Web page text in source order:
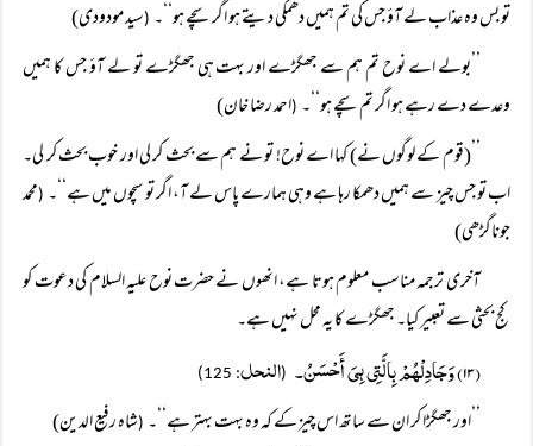
تو بس وہ عذاب لے آؤ جس کی تم ہمیں دھمکی دیتے ہو اگر سچے ہو‘‘۔ (سید مودودی)
’’بولے اے نوح تم ہم سے جھگڑے اور بہت ہی جھگڑے تو لے آؤ جس کا ہمیں
وعدے دے رہے ہو اگر تم سچے ہو‘‘۔ (احمد رضا خان)
’’(قوم کے لوگوں نے) کہا اے نوح! تو نے ہم سے بحث کر لی اور خوب بحث کر لی۔
اب تو جس چیز سے ہمیں دھمکا رہا ہے وہی ہمارے پاس لے آ، اگر تو سچوں میں ہے‘‘۔ (محمد
جوناگڑھی)
آخری ترجمہ مناسب معلوم ہوتا ہے، انھوں نے حضرت نوح علیہ السلام کی دعوت کو
کج بحثی سے تعبیر کیا۔ جھگڑے کا یہ محل نہیں ہے۔
(۱۳) وَجَادِلْہُمْ بِالَّتِی ہِیَ أَحْسَنُ۔ (النحل: 125)
’’اور جھگڑا کر ان سے ساتھ اس چیز کے کہ وہ بہت بہتر ہے‘‘۔ (شاہ رفیع الدین)